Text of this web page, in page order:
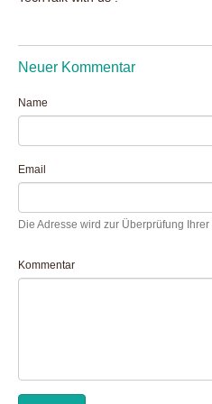
Neuer Kommentar
Name
Email
Die Adresse wird zur Überprüfung
Kommentar